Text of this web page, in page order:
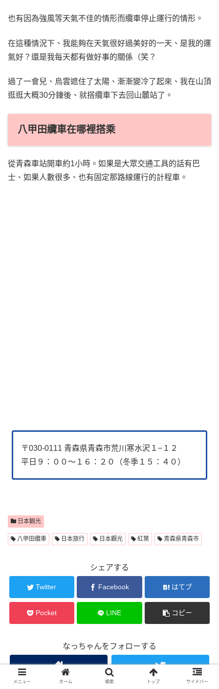
也有因為強風等天氣不佳的情形而纜車停止運行的情形。
在這種情況下、我能夠在天氣很好過美好的一天、是我的運
氣好？還是我每天都有做好事的關係（笑？
過了一會兒、烏雲遮住了太陽、漸漸變冷了起來、我在山頂
逛逛大概30分鐘後、就搭纜車下去回山麓站了。
八甲田纜車在哪裡搭乘
從青森車站開車約1小時。如果是大眾交通工具的話有巴
士、如果人數很多、也有固定那路線運行的計程車。
〒030-0111 青森県青森市荒川寒水沢１−１２
平日９：００～１６：２０（冬季１５：４０）
日本観光
八甲田纜車 日本旅行 日本觀光 紅葉 青森県青森市
シェアする
Twitter Facebook はてブ
Pocket LINE コピー
なっちゃんをフォローする
メニュー ホーム 検索 トップ サイドバー